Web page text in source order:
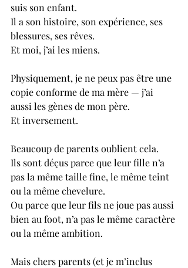
suis son enfant.
Il a son histoire, son expérience, ses
blessures, ses rêves.
Et moi, j’ai les miens.
Physiquement, je ne peux pas être une
copie conforme de ma mère — j’ai
aussi les gènes de mon père.
Et inversement.
Beaucoup de parents oublient cela.
Ils sont déçus parce que leur fille n’a
pas la même taille fine, le même teint
ou la même chevelure.
Ou parce que leur fils ne joue pas aussi
bien au foot, n’a pas le même caractère
ou la même ambition.
Mais chers parents (et je m’inclus